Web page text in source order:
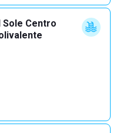
Sole Centro